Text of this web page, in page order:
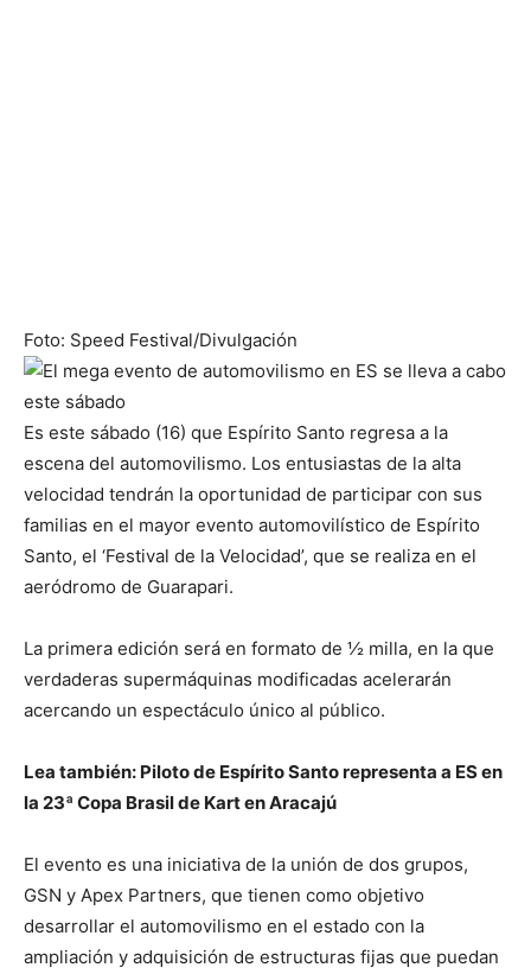
Foto: Speed ​​​​Festival/Divulgación
Es este sábado (16) que Espírito Santo regresa a la
escena del automovilismo. Los entusiastas de la alta
velocidad tendrán la oportunidad de participar con sus
familias en el mayor evento automovilístico de Espírito
Santo, el ‘Festival de la Velocidad’, que se realiza en el
aeródromo de Guarapari.
La primera edición será en formato de ½ milla, en la que
verdaderas supermáquinas modificadas acelerarán
acercando un espectáculo único al público.
Lea también: Piloto de Espírito Santo representa a ES en
la 23ª Copa Brasil de Kart en Aracajú
El evento es una iniciativa de la unión de dos grupos,
GSN y Apex Partners, que tienen como objetivo
desarrollar el automovilismo en el estado con la
ampliación y adquisición de estructuras fijas que puedan